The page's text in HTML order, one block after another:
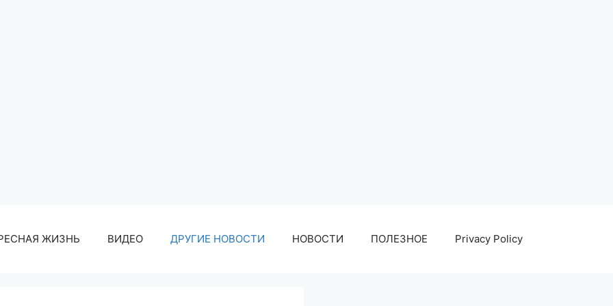
ЖИЗНЬ ВИДЕО ДРУГИЕ НОВОСТИ НОВОСТИ ПОЛЕЗНОЕ Privacy Policy